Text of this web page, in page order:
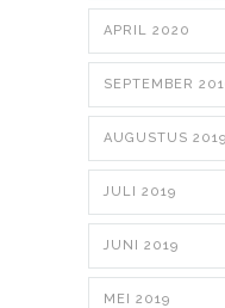
APRIL 2020
SEPTEMBER
AUGUSTUS 2019
JULI 2019
JUNI 2019
MEI 2019